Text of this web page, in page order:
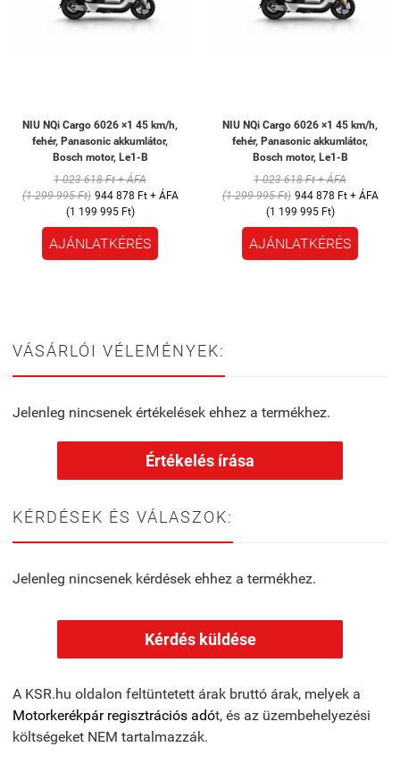
NIU NQi Cargo 6026 ×1 45 km/h,
fehér, Panasonic akkumlátor,
Bosch motor, Le1-B
1 023 618 Ft + ÁFA
(1 299 995 Ft) 944 878 Ft + ÁFA
(1 199 995 Ft)
AJÁNLATKÉRÉS
NIU NQi Cargo 6026 ×1 45 km/h,
fehér, Panasonic akkumlátor,
Bosch motor, Le1-B
1 023 618 Ft + ÁFA
(1 299 995 Ft) 944 878 Ft + ÁFA
(1 199 995 Ft)
AJÁNLATKÉRÉS
VÁSÁRLÓI VÉLEMÉNYEK:
Jelenleg nincsenek értékelések ehhez a termékhez.
Értékelés írása
KÉRDÉSEK ÉS VÁLASZOK:
Jelenleg nincsenek kérdések ehhez a termékhez.
Kérdés küldése
A KSR.hu oldalon feltüntetett árak bruttó árak, melyek a
Motorkerékpár regisztrációs adót, és az üzembehelyezési
költségeket NEM tartalmazzák.